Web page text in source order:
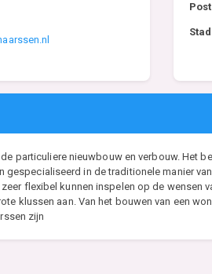
particuliere nieuwbouw en verbouw. Het
in de traditionele manier
flexibel kunnen inspelen op de wensen
klussen aan. Van het bouwen van een
zijn